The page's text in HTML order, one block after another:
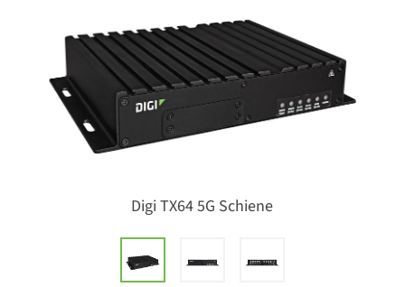
Digi TX64 5G Schiene